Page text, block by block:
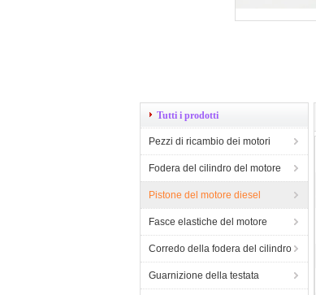
Tutti i prodotti
Pezzi di ricambio dei motori
Fodera del cilindro del motore
Pistone del motore diesel
Fasce elastiche del motore
Corredo della fodera del cilindro
Guarnizione della testata